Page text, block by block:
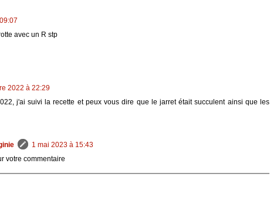
avec un R stp
2022 à 22:29
j'ai suivi la recette et peux vous dire que le jarret était succulent ainsi que les
1 mai 2023 à 15:43
votre commentaire